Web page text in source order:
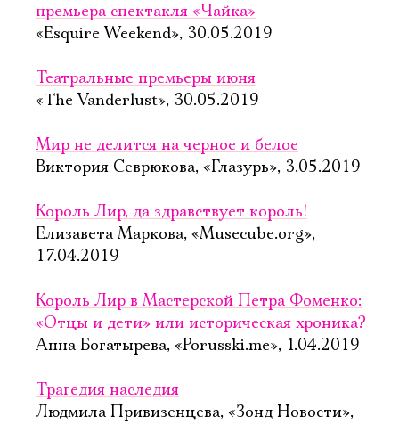
премьера спектакля «Чайка»
«Esquire Weekend», 30.05.2019
Театральные премьеры июня
«The Vanderlust», 30.05.2019
Мир не делится на черное и белое
Виктория Севрюкова, «Глазурь», 3.05.2019
Король Лир, да здравствует король!
Елизавета Маркова, «Musecube.org»,
17.04.2019
Король Лир в Мастерской Петра Фоменко:
«Отцы и дети» или историческая хроника?
Анна Богатырева, «Porusski.me», 1.04.2019
Трагедия наследия
Людмила Привизенцева, «Зонд Новости»,